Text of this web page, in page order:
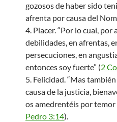
gozosos de haber sido
afrenta por causa del
4. Placer. “Por lo cual,
debilidades, en afrentas,
persecuciones, en
entonces soy fuerte” (2
5. Felicidad. “Mas
causa de la justicia,
os amedrentéis por temor
Pedro 3:14).